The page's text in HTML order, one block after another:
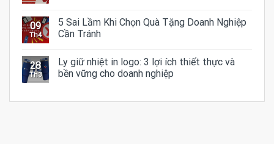
09
Th4
5 Sai Lầm Khi Chọn Quà Tặng Doanh Nghiệp
Cần Tránh
28
Th3
Ly giữ nhiệt in logo: 3 lợi ích thiết thực và
bền vững cho doanh nghiệp